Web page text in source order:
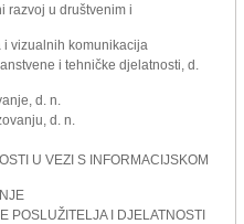
razvoj u društvenim i
vizualnih komunikacija
i tehničke djelatnosti, d.
d. n.
d. n.
U VEZI S INFORMACIJSKOM
POSLUŽITELJA I DJELATNOSTI